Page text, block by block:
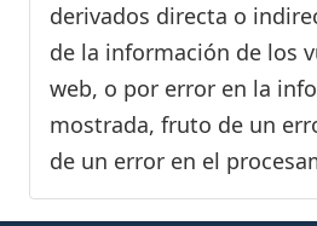
derivados directa o
de la información de los
web, o por error en la
mostrada, fruto de un
de un error en el